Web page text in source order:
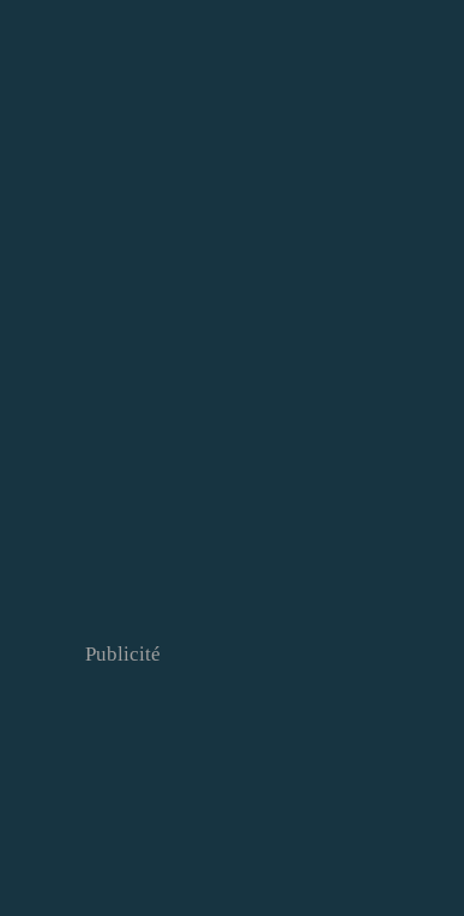
Publicité